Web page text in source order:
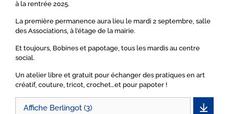
à la rentrée 2025.
La première permanence aura lieu le mardi 2 septembre, salle
des Associations, à l’étage de la mairie.
Et toujours, Bobines et papotage, tous les mardis au centre
social.
Un atelier libre et gratuit pour échanger des pratiques en art
créatif, couture, tricot, crochet…et pour papoter !
Affiche Berlingot (3)